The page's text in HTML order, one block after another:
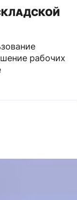
рабочих